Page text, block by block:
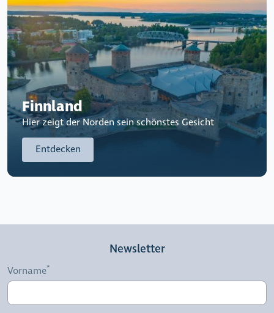
Finnland
Hier zeigt der Norden sein schönstes Gesicht
Entdecken
Newsletter
Vorname